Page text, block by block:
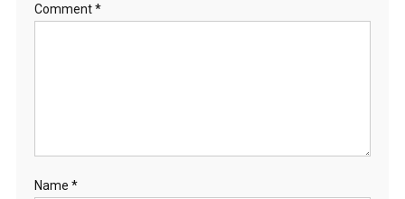
Comment*
Name *